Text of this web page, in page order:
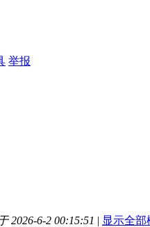
举报
2026-6-2 00:15:51 | 显示全部